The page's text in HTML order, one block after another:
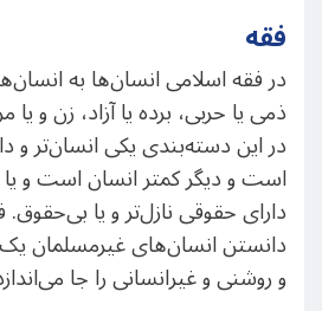
فقه
در فقه اسلامی انسان‌ها به
ذمی یا حربی، برده یا آزاد، زن و
در این دسته‌بندی یکی انسان‌تر و
است و دیگر کمتر انسان است و
دارای حقوقی نازل‌تر و یا
دانستن انسان‌های غیرمسلمان
و روشنی و غیرانسانی را جا